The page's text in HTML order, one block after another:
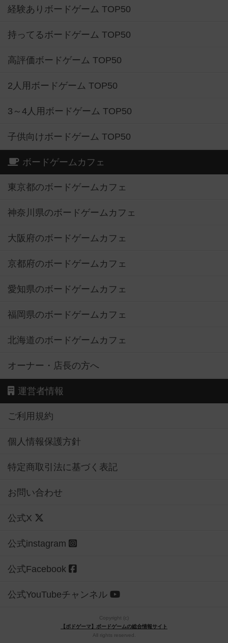
経験ありボードゲーム TOP50
持ってるボードゲーム TOP50
高評価ボードゲーム TOP50
2人用ボードゲーム TOP50
3～4人用ボードゲーム TOP50
子供向けボードゲーム TOP50
ボードゲームカフェ
東京都のボードゲームカフェ
神奈川県のボードゲームカフェ
大阪府のボードゲームカフェ
京都府のボードゲームカフェ
愛知県のボードゲームカフェ
福岡県のボードゲームカフェ
北海道のボードゲームカフェ
オーナー・店長の方へ
運営者情報
ご利用規約
個人情報保護方針
特定商取引法に基づく表記
お問い合わせ
公式X
公式instagram
公式Facebook
公式YouTubeチャンネル
Copyright (c)
【ボドゲーマ】ボードゲームの総合情報サイト
All rights reserved.